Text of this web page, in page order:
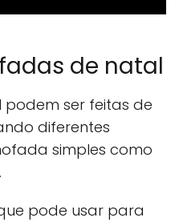
de natal
ser feitas de
diferentes
simples como
pode usar para